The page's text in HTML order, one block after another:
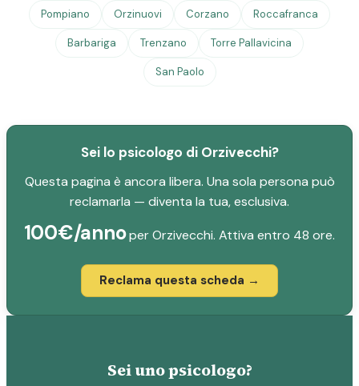
Pompiano Orzinuovi Corzano Roccafranca
Barbariga Trenzano Torre Pallavicina
San Paolo
Sei lo psicologo di Orzivecchi?
Questa pagina è ancora libera. Una sola persona può
reclamarla — diventa la tua, esclusiva.
100€/annoper Orzivecchi. Attiva entro 48 ore.
Reclama questa scheda →
Sei uno psicologo?